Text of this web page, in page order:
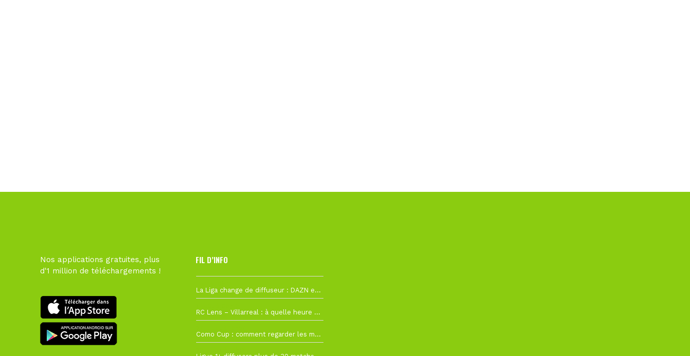
Nos applications gratuites, plus
d'1 million de téléchargements !
FIL D’INFO
La Liga change de diffuseur : DAZN et Disney+ remplacent beIN Sports !
RC Lens – Villarreal : à quelle heure et sur quelle chaîne voir la finale de la Como Cup ?
Como Cup : comment regarder les matchs du RC Lens en direct ?